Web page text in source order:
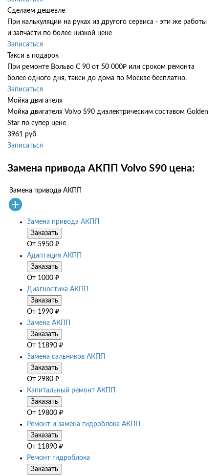
Сделаем дешевле
При калькуляции на руках из другого сервиса - эти же работы
и запчасти по более низкой цене
Записаться
Такси в подарок
При ремонте Вольво С 90 от 50 000₽ или сроком ремонта
более одного дня, такси до дома по Москве бесплатно.
Записаться
Мойка двигателя
Мойка двигателя Volvo S90 диэлектрическим составом Golden
Star по супер цене
3961 руб
Записаться
Замена привода АКПП Volvo S90 цена:
Замена привода АКПП
Замена привода АКПП
Заказать
От 5950 ₽
Адаптация АКПП
Заказать
От 1000 ₽
Диагностика АКПП
Заказать
От 1990 ₽
Замена АКПП
Заказать
От 11890 ₽
Замена сальников АКПП
Заказать
От 2980 ₽
Капитальный ремонт АКПП
Заказать
От 19800 ₽
Ремонт и замена гидроблока АКПП
Заказать
От 11890 ₽
Ремонт гидроблока
Заказать